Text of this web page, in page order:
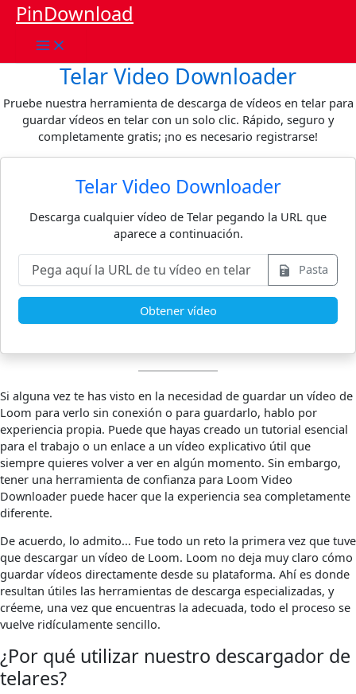
contenido
PinDownload
Telar Video Downloader
Pruebe nuestra herramienta de descarga de vídeos en telar para
guardar vídeos en telar con un solo clic. Rápido, seguro y
completamente gratis; ¡no es necesario registrarse!
Telar Video Downloader
Descarga cualquier vídeo de Telar pegando la URL que
aparece a continuación.
Pasta
Obtener vídeo
Si alguna vez te has visto en la necesidad de guardar un vídeo de
Loom para verlo sin conexión o para guardarlo, hablo por
experiencia propia. Puede que hayas creado un tutorial esencial
para el trabajo o un enlace a un vídeo explicativo útil que
siempre quieres volver a ver en algún momento. Sin embargo,
tener una herramienta de confianza para Loom Video
Downloader puede hacer que la experiencia sea completamente
diferente.
De acuerdo, lo admito... Fue todo un reto la primera vez que tuve
que descargar un vídeo de Loom. Loom no deja muy claro cómo
guardar vídeos directamente desde su plataforma. Ahí es donde
resultan útiles las herramientas de descarga especializadas, y
créeme, una vez que encuentras la adecuada, todo el proceso se
vuelve ridículamente sencillo.
¿Por qué utilizar nuestro descargador de
telares?